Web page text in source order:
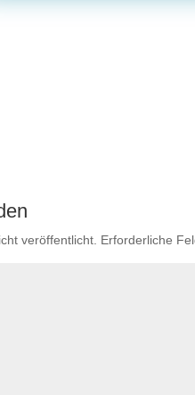
veröffentlicht. Erforderliche